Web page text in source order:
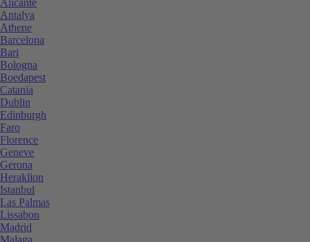
Antalya
Athene
Barcelona
Bari
Bologna
Boedapest
Catania
Dublin
Edinburgh
Faro
Florence
Geneve
Gerona
Heraklion
Istanbul
Las Palmas
Lissabon
Madrid
Malaga